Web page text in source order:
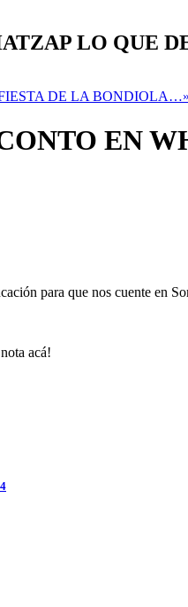
LO QUE
DE LA BONDIOLA…»
EN
para que nos cuente en
acá!